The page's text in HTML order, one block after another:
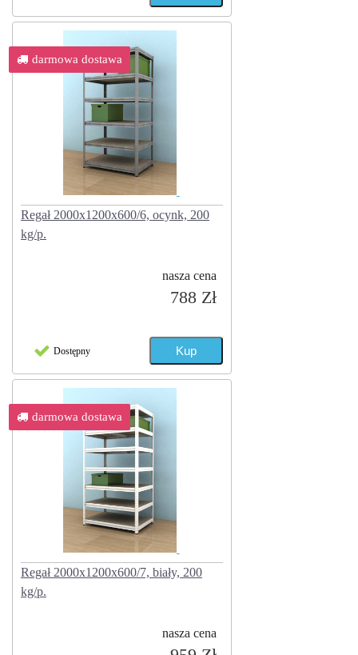
Regał 2000x1200x600/6, ocynk, 200
kg/p.
nasza cena
788 Zł
Dostępny
darmowa dostawa
Regał 2000x1200x600/7, biały, 200
kg/p.
nasza cena
darmowa dostawa